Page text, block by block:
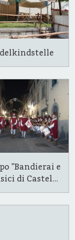
"Bandierai e
di Castel
Barnaba"